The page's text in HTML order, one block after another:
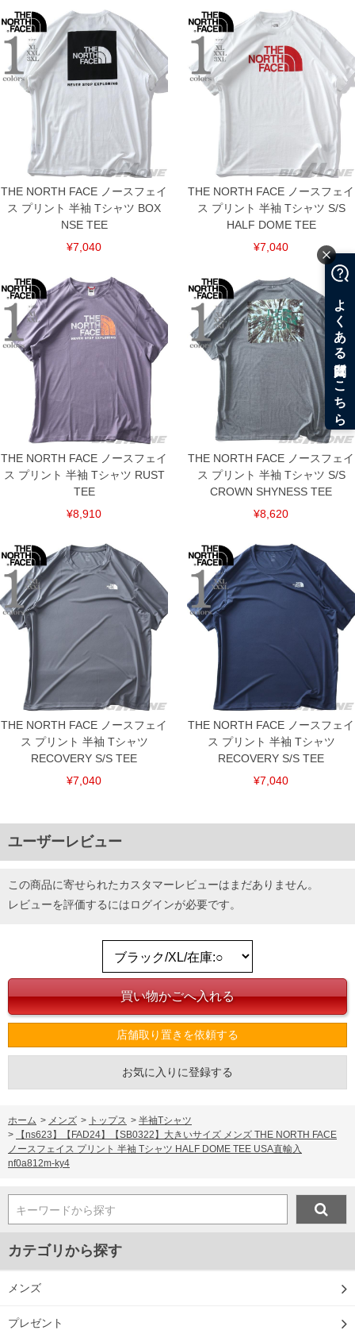
COLOR VARIATION
DETAIL
THE NORTH FACE ノースフェイ
ス プリント 半袖 Tシャツ BOX
NSE TEE
¥7,040
THE NORTH FACE ノースフェイ
ス プリント 半袖 Tシャツ S/S
HALF DOME TEE
¥7,040
THE NORTH FACE ノースフェイ
ス プリント 半袖 Tシャツ RUST
TEE
¥8,910
THE NORTH FACE ノースフェイ
ス プリント 半袖 Tシャツ S/S
CROWN SHYNESS TEE
¥8,620
THE NORTH FACE ノースフェイ
ス プリント 半袖 Tシャツ
RECOVERY S/S TEE
¥7,040
THE NORTH FACE ノースフェイ
ス プリント 半袖 Tシャツ
RECOVERY S/S TEE
¥7,040
ユーザーレビュー
この商品に寄せられたカスタマーレビューはまだありません。
レビューを評価するにはログインが必要です。
店舗取り置きを依頼する
お気に入りに登録する
ホーム > メンズ > トップス > 半袖Tシャツ
>
【ns623】【FAD24】【SB0322】大きいサイズ メンズ THE NORTH FACE
ノースフェイス プリント 半袖 Tシャツ HALF DOME TEE USA直輸入
nf0a812m-ky4
キーワードから探す
カテゴリから探す
メンズ
プレゼント